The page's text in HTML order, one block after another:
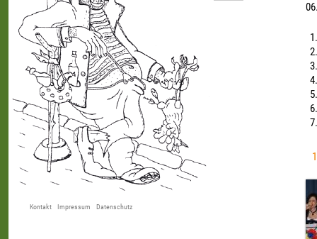
1
Kontakt Impressum Datenschutz